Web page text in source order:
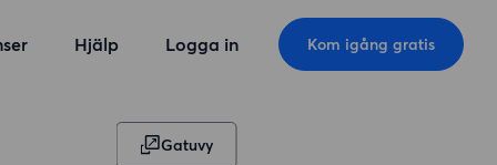
Hjälp Logga in Kom igång gratis
Gatuvy